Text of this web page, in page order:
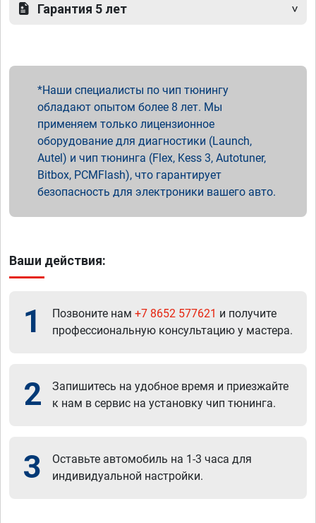
Гарантия 5 лет
Наши специалисты по чип тюнингу
обладают опытом более 8 лет. Мы
применяем только лицензионное
оборудование для диагностики (Launch,
Autel) и чип тюнинга (Flex, Kess 3, Autotuner,
Bitbox, PCMFlash), что гарантирует
безопасность для электроники вашего авто.
Ваши действия:
1 Позвоните нам +7 8652 577621 и получите
профессиональную консультацию у мастера.
2
Запишитесь на удобное время и приезжайте
к нам в сервис на установку чип тюнинга.
3
Оставьте автомобиль на 1-3 часа для
индивидуальной настройки.